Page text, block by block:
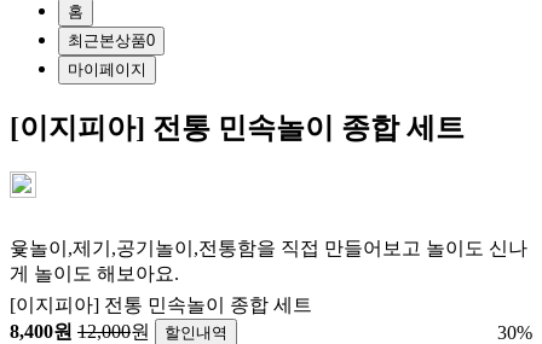
홈
최근본상품0
마이페이지
[이지피아] 전통 민속놀이 종합 세트
윷놀이,제기,공기놀이,전통함을 직접 만들어보고 놀이도 신나
게 놀이도 해보아요.
[이지피아] 전통 민속놀이 종합 세트
8,400원 12,000원 할인내역 30%